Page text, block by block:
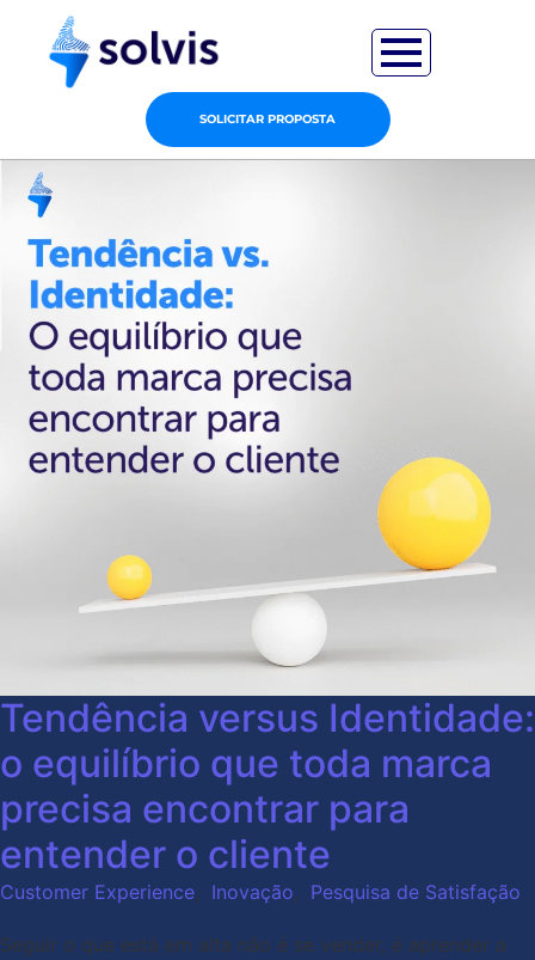
SOLICITAR PROPOSTA
Tendência versus Identidade:
o equilíbrio que toda marca
precisa encontrar para
entender o cliente
Customer Experience, Inovação, Pesquisa de Satisfação
Seguir o que está em alta não é se vender, é aprender a